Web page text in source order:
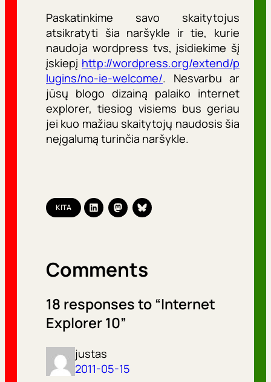
Paskatinkime savo skaitytojus
atsikratyti šia naršykle ir tie, kurie
naudoja wordpress tvs, įsidiekime šį
įskiepį http://wordpress.org/extend/p
lugins/no-ie-welcome/. Nesvarbu ar
jūsų blogo dizainą palaiko internet
explorer, tiesiog visiems bus geriau
jei kuo mažiau skaitytojų naudosis šia
neįgalumą turinčia naršykle.
KITA
Comments
18 responses to “Internet
Explorer 10”
justas
2011-05-15